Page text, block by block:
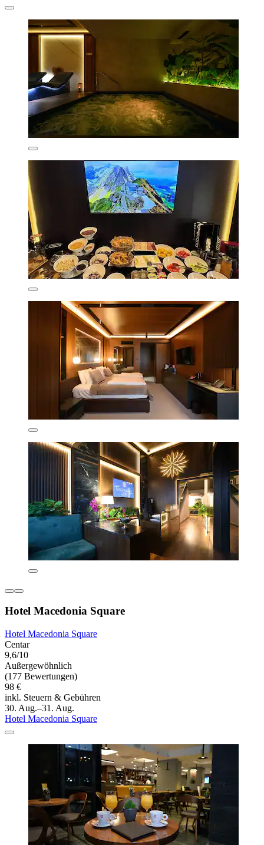
Hotel Macedonia Square
Hotel Macedonia Square
Centar
9,6/10
Außergewöhnlich
(177 Bewertungen)
98 €
inkl. Steuern & Gebühren
30. Aug.–31. Aug.
Hotel Macedonia Square